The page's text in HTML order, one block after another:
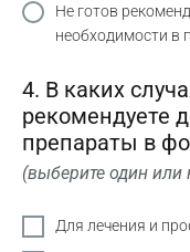
Не готов
необходимости в
4. В каких
рекомендуете
препараты в
(выберите один или
Для лечения и